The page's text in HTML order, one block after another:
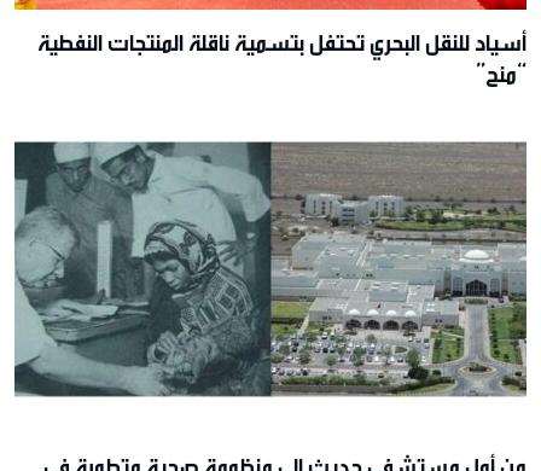
أسياد للنقل البحري تحتفل بتسمية ناقلة المنتجات النفطية
“منح”